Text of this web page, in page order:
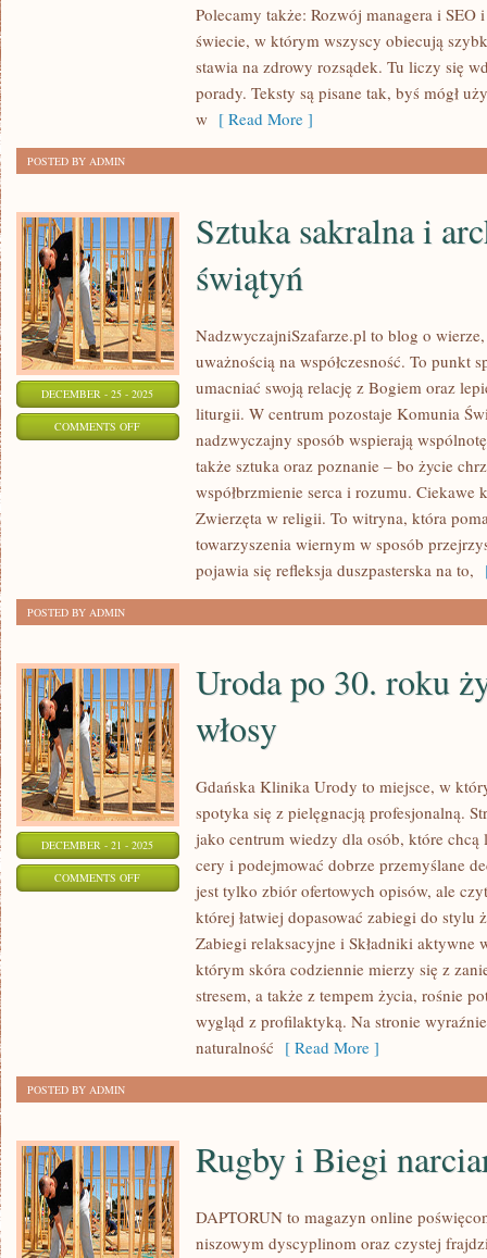
Polecamy także: Rozwój managera i
świecie, w którym wszyscy obiecują
stawia na zdrowy rozsądek. Tu liczy się
porady. Teksty są pisane tak, byś mógł
w [ Read More ]
POSTED BY ADMIN
DECEMBER - 25 - 2025
COMMENTS OFFON
Sztuka sakralna i
świątyń
NadzwyczajniSzafarze.pl to blog o
uważnością na współczesność. To punkt
umacniać swoją relację z Bogiem oraz
liturgii. W centrum pozostaje Komunia
nadzwyczajny sposób wspierają
także sztuka oraz poznanie – bo życie
współbrzmienie serca i rozumu.
Zwierzęta w religii. To witryna, która
towarzyszenia wiernym w sposób
pojawia się refleksja duszpasterska na to,
POSTED BY ADMIN
DECEMBER - 21 - 2025
COMMENTS OFFON
Uroda po 30. roku
włosy
Gdańska Klinika Urody to miejsce, w
spotyka się z pielęgnacją profesjonalną.
jako centrum wiedzy dla osób, które
cery i podejmować dobrze przemyślane
jest tylko zbiór ofertowych opisów, ale
której łatwiej dopasować zabiegi do stylu
Zabiegi relaksacyjne i Składniki aktywne
którym skóra codziennie mierzy się z
stresem, a także z tempem życia, rośnie
wygląd z profilaktyką. Na stronie
naturalność [ Read More ]
POSTED BY ADMIN
Rugby i Biegi
DAPTORUN to magazyn online
niszowym dyscyplinom oraz czystej